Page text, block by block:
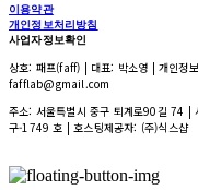
이용약관
개인정보처리방침
사업자정보확인
상호: 패프(faff) | 대표: 박소영 | 개인
fafflab@gmail.com
주소: 서울특별시 중구 퇴계로90길 74 |
구-1749 호 | 호스팅제공자: (주)식스샵